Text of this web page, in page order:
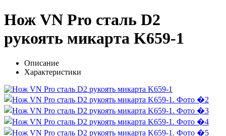
Нож VN Pro сталь D2
рукоять микарта K659-1
Описание
Характеристики